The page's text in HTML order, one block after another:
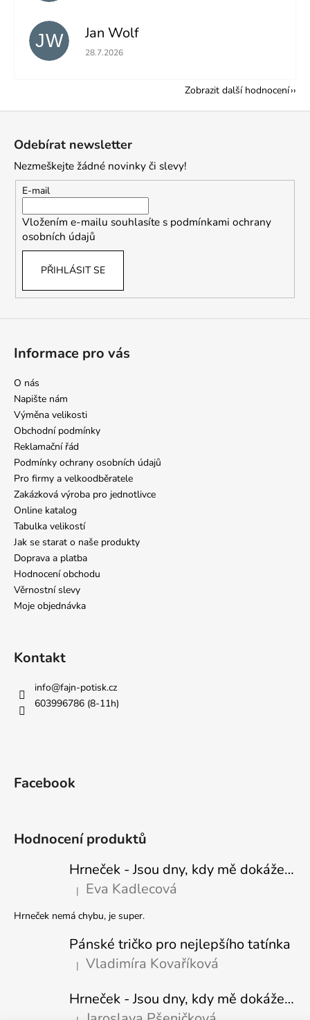
JW Jan Wolf
Hodnocení obchodu je 5 z 5 hvězdiček.
28.7.2026
Zobrazit další hodnocení
Odebírat newsletter
Nezmeškejte žádné novinky či slevy!
E-mail
Vložením e-mailu souhlasíte s podmínkami ochrany
osobních údajů
PŘIHLÁSIT SE
Informace pro vás
O nás
Napište nám
Výměna velikosti
Obchodní podmínky
Reklamační řád
Podmínky ochrany osobních údajů
Pro firmy a velkoodběratele
Zakázková výroba pro jednotlivce
Online katalog
Tabulka velikostí
Jak se starat o naše produkty
Doprava a platba
Hodnocení obchodu
Věrnostní slevy
Moje objednávka
Kontakt
info@fajn-potisk.cz
603996786 (8-11h)
Facebook
Hodnocení produktů
Hrneček - Jsou dny, kdy mě dokáže nasrat i vzduch - Sova
Hodnocení produktu je 5 z 5 hvězdiček.
| Eva Kadlecová
Hrneček nemá chybu, je super.
Pánské tričko pro nejlepšího tatínka
Hodnocení produktu je 5 z 5 hvězdiček.
| Vladimíra Kovaříková
Hrneček - Jsou dny, kdy mě dokáže nasrat i vzduch-naštvaný pejsek